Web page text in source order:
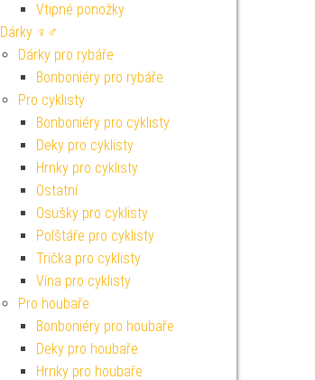
Vtipné ponožky
Dárky ♀♂
Dárky pro rybáře
Bonboniéry pro rybáře
Pro cyklisty
Bonboniéry pro cyklisty
Deky pro cyklisty
Hrnky pro cyklisty
Ostatní
Osušky pro cyklisty
Polštáře pro cyklisty
Trička pro cyklisty
Vína pro cyklisty
Pro houbaře
Bonboniéry pro houbaře
Deky pro houbaře
Hrnky pro houbaře